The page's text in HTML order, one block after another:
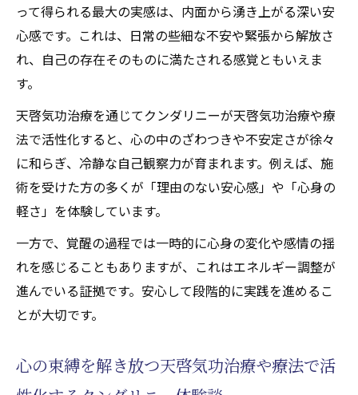
って得られる最大の実感は、内面から湧き上がる深い安
心感です。これは、日常の些細な不安や緊張から解放さ
れ、自己の存在そのものに満たされる感覚ともいえま
す。
天啓気功治療を通じてクンダリニーが天啓気功治療や療
法で活性化すると、心の中のざわつきや不安定さが徐々
に和らぎ、冷静な自己観察力が育まれます。例えば、施
術を受けた方の多くが「理由のない安心感」や「心身の
軽さ」を体験しています。
一方で、覚醒の過程では一時的に心身の変化や感情の揺
れを感じることもありますが、これはエネルギー調整が
進んでいる証拠です。安心して段階的に実践を進めるこ
とが大切です。
心の束縛を解き放つ天啓気功治療や療法で活